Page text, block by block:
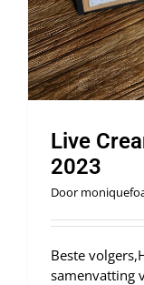
Live
2023
Door
Beste
samenvatting